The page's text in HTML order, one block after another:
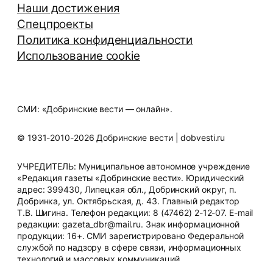
Наши достижения
Спецпроекты
Политика конфиденциальности
Использование cookie
СМИ: «Добринские вести — онлайн».
© 1931-2010-2026 Добринские вести | dobvesti.ru
УЧРЕДИТЕЛЬ: Муниципальное автономное учреждение
«Редакция газеты «Добринские вести». Юридический
адрес: 399430, Липецкая обл., Добринский округ, п.
Добринка, ул. Октябрьская, д. 43. Главный редактор
Т.В. Шигина. Телефон редакции: 8 (47462) 2-12-07. E-mail
редакции: gazeta_dbr@mail.ru. Знак информационной
продукции: 16+. СМИ зарегистрировано Федеральной
службой по надзору в сфере связи, информационных
технологий и массовых коммуникаций.